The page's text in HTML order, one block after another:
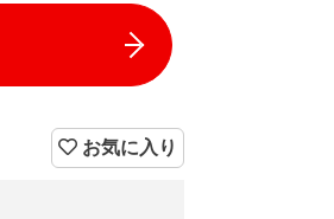
お気に入り